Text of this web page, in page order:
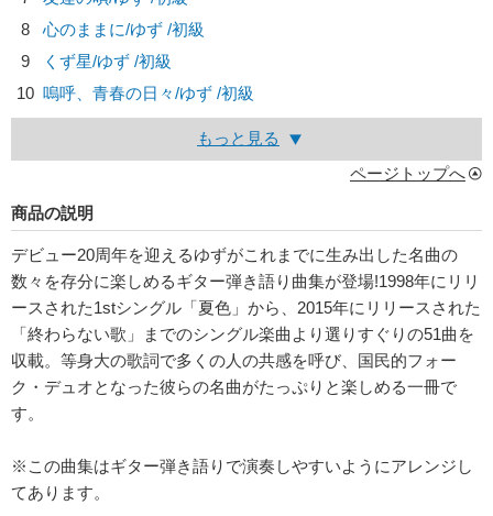
8
心のままに/ゆず /初級
9
くず星/ゆず /初級
10 嗚呼、青春の日々/ゆず /初級
もっと見る
ページトップへ
商品の説明
デビュー20周年を迎えるゆずがこれまでに生み出した名曲の
数々を存分に楽しめるギター弾き語り曲集が登場!1998年にリリ
ースされた1stシングル「夏色」から、2015年にリリースされた
「終わらない歌」までのシングル楽曲より選りすぐりの51曲を
収載。等身大の歌詞で多くの人の共感を呼び、国民的フォー
ク・デュオとなった彼らの名曲がたっぷりと楽しめる一冊で
す。
※この曲集はギター弾き語りで演奏しやすいようにアレンジし
てあります。